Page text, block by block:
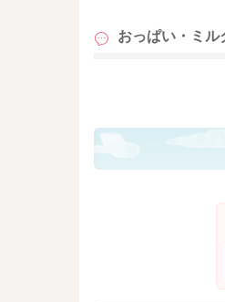
おっぱい・ミル